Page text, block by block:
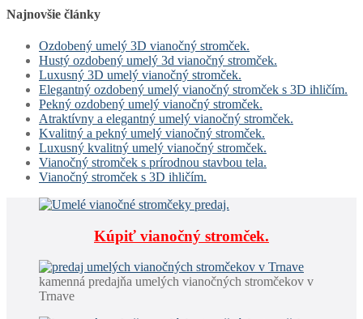
Najnovšie články
Ozdobený umelý 3D vianočný stromček.
Hustý ozdobený umelý 3d vianočný stromček.
Luxusný 3D umelý vianočný stromček.
Elegantný ozdobený umelý vianočný stromček s 3D ihličím.
Pekný ozdobený umelý vianočný stromček.
Atraktívny a elegantný umelý vianočný stromček.
Kvalitný a pekný umelý vianočný stromček.
Luxusný kvalitný umelý vianočný stromček.
Vianočný stromček s prírodnou stavbou tela.
Vianočný stromček s 3D ihličím.
Kúpiť vianočný stromček.
kamenná predajňa umelých vianočných stromčekov v
Trnave